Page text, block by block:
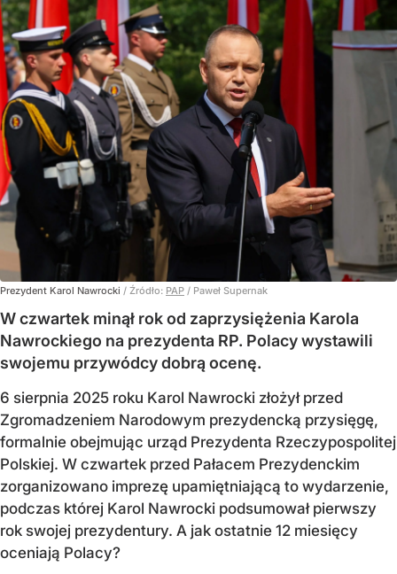
Prezydent Karol Nawrocki / Źródło: PAP / Paweł Supernak
W czwartek minął rok od zaprzysiężenia Karola
Nawrockiego na prezydenta RP. Polacy wystawili
swojemu przywódcy dobrą ocenę.
6 sierpnia 2025 roku Karol Nawrocki złożył przed
Zgromadzeniem Narodowym prezydencką przysięgę,
formalnie obejmując urząd Prezydenta Rzeczypospolitej
Polskiej. W czwartek przed Pałacem Prezydenckim
zorganizowano imprezę upamiętniającą to wydarzenie,
podczas której Karol Nawrocki podsumował pierwszy
rok swojej prezydentury. A jak ostatnie 12 miesięcy
oceniają Polacy?